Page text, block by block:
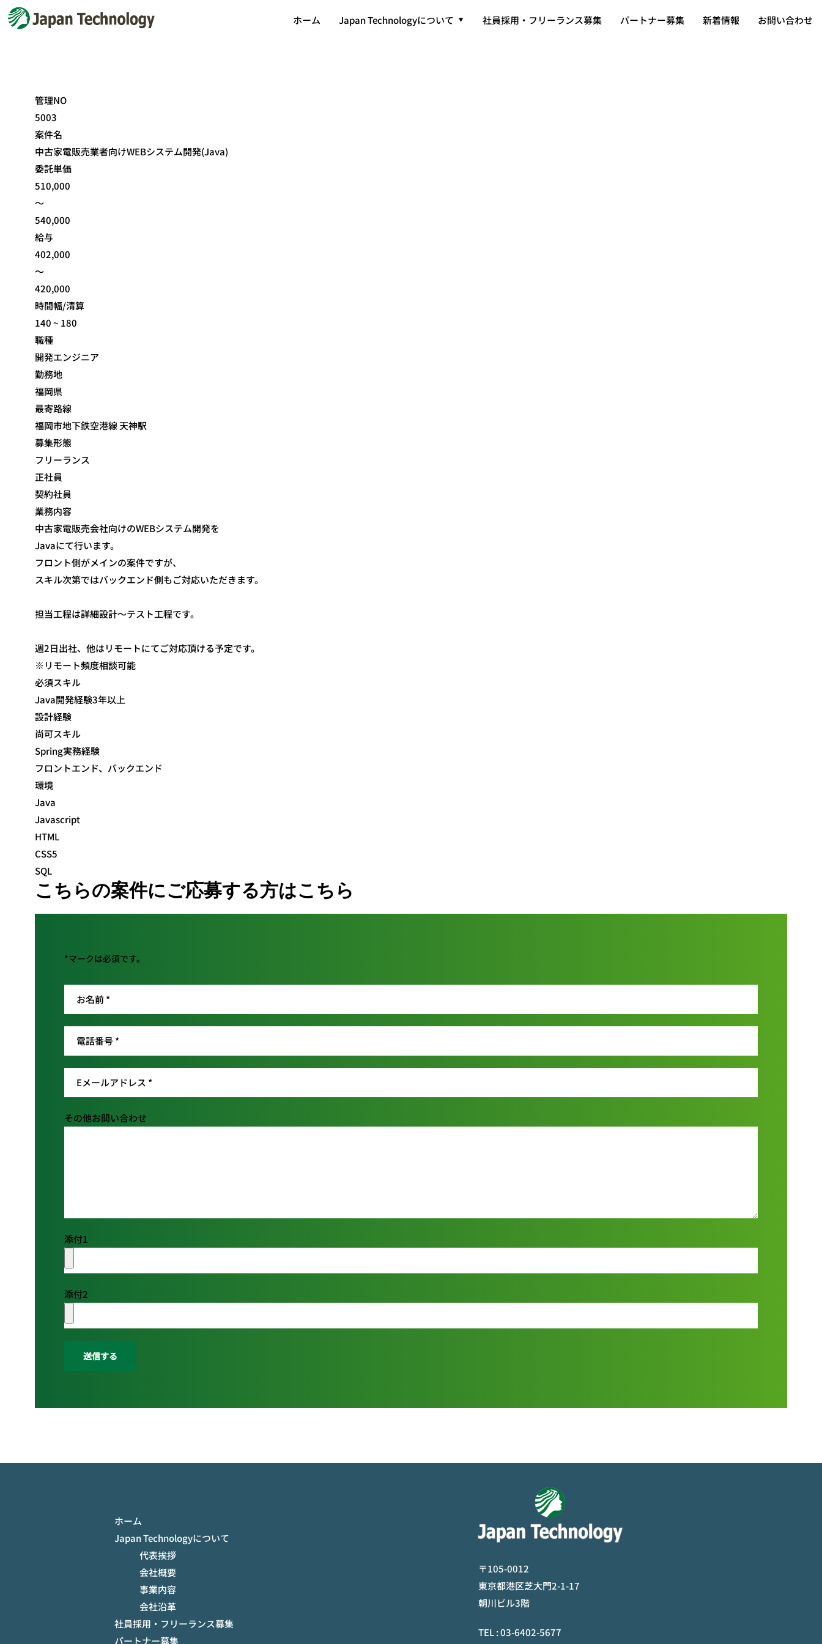
ホーム Japan Technologyについて 社員採用・フリーランス募集 パートナー募集 新着情報 お問い合わせ
ホーム Japan Technologyについて 社員採用・フリーランス募集 パートナー募集 新着情報 お問い合わせ
管理NO
5003
案件名
中古家電販売業者向けWEBシステム開発(Java)
委託単価
510,000
～
540,000
給与
402,000
～
420,000
時間幅/清算
140 ~ 180
職種
開発エンジニア
勤務地
福岡県
最寄路線
福岡市地下鉄空港線 天神駅
募集形態
フリーランス
正社員
契約社員
業務内容
中古家電販売会社向けのWEBシステム開発を
Javaにて行います。
フロント側がメインの案件ですが、
スキル次第ではバックエンド側もご対応いただきます。
担当工程は詳細設計～テスト工程です。
週2日出社、他はリモートにてご対応頂ける予定です。
※リモート頻度相談可能
必須スキル
Java開発経験3年以上
設計経験
尚可スキル
Spring実務経験
フロントエンド、バックエンド
環境
Java
Javascript
HTML
CSS5
SQL
こちらの案件にご応募する方はこちら
*マークは必須です。
その他お問い合わせ
添付1
添付2
送信する
ホーム
Japan Technologyについて
代表挨拶
会社概要
事業内容
会社沿革
社員採用・フリーランス募集
パートナー募集
〒105-0012
東京都港区芝大門2-1-17
朝川ビル3階
TEL :03-6402-5677